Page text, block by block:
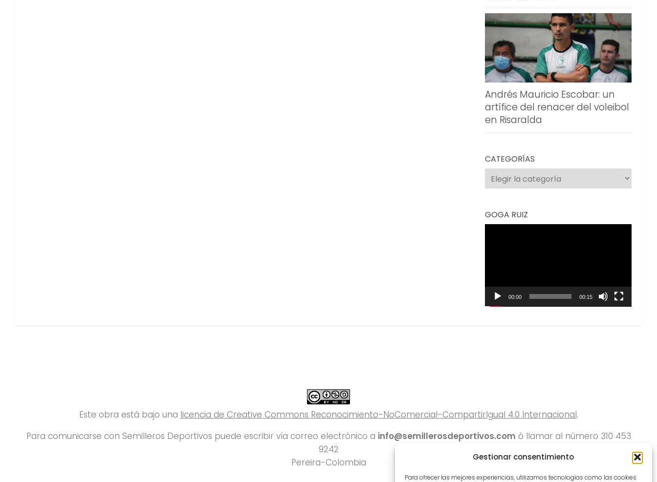
Gestionar consentimiento
Para ofrecer las mejores experiencias, utilizamos tecnologías como las cookies
Andrés Mauricio Escobar: un
artífice del renacer del voleibol
en Risaralda
CATEGORÍAS
Categorías
GOGA RUIZ
00:00 00:15
Este obra está bajo una licencia de Creative Commons Reconocimiento-NoComercial-CompartirIgual 4.0 Internacional.
Para comunicarse con Semilleros Deportivos puede escribir vía correo electrónico a info@semillerosdeportivos.com ó llamar al número 310 453
9242
Pereira-Colombia